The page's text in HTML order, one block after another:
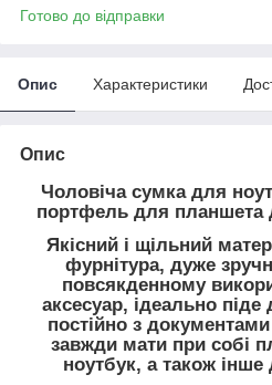
Готово до відправки
Опис Характеристики
Опис
Чоловіча сумка для
портфель для планшета
Якісний і щільний
фурнітура, дуже
повсякденному
аксесуар, ідеально
постійно з
завжди мати при собі
ноутбук, а також